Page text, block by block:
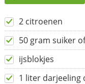
2 citroenen
50 gram suiker
ijsblokjes
1 liter